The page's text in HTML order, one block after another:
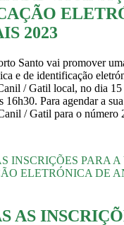
2023
Santo vai promover
e de identificação
/ Gatil local, no dia 15
16h30. Para agendar a
/ Gatil para o número
AS